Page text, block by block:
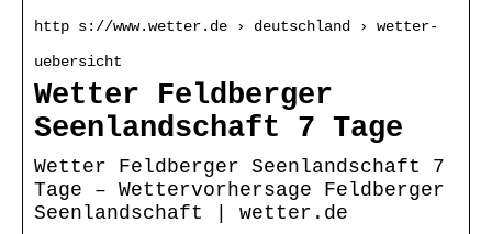
http s://www.wetter.de › deutschland › wetter-
uebersicht
Wetter Feldberger
Seenlandschaft 7 Tage
Wetter Feldberger Seenlandschaft 7
Tage – Wettervorhersage Feldberger
Seenlandschaft | wetter.de